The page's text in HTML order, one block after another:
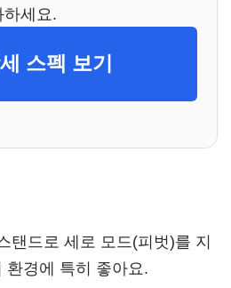
하세요.
스펙 보기
탠드로 세로 모드(피벗)를 지
환경에 특히 좋아요.